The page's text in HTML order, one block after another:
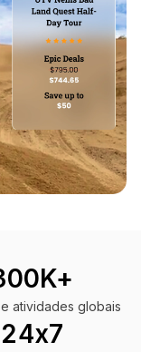
atividades globais
24x7